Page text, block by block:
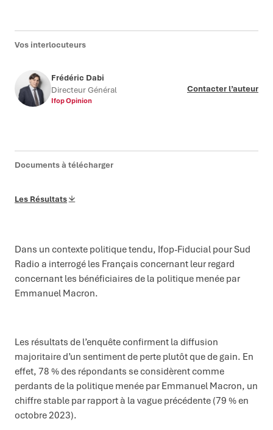
Vos interlocuteurs
Frédéric Dabi
Directeur Général
Ifop Opinion
Contacter l’auteur
Documents à télécharger
Les Résultats
Dans un contexte politique tendu, Ifop-Fiducial pour Sud
Radio a interrogé les Français concernant leur regard
concernant les bénéficiaires de la politique menée par
Emmanuel Macron.
Les résultats de l’enquête confirment la diffusion
majoritaire d’un sentiment de perte plutôt que de gain. En
effet, 78 % des répondants se considèrent comme
perdants de la politique menée par Emmanuel Macron, un
chiffre stable par rapport à la vague précédente (79 % en
octobre 2023).